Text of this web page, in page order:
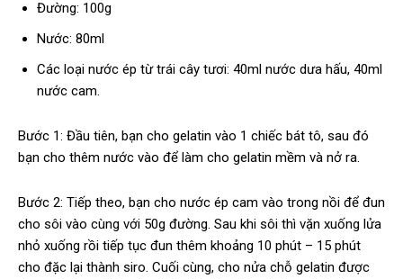
Đường: 100g
Nước: 80ml
Các loại nước ép từ trái cây tươi: 40ml nước dưa hấu, 40ml
nước cam.
Bước 1: Đầu tiên, bạn cho gelatin vào 1 chiếc bát tô, sau đó
bạn cho thêm nước vào để làm cho gelatin mềm và nở ra.
Bước 2: Tiếp theo, bạn cho nước ép cam vào trong nồi để đun
cho sôi vào cùng với 50g đường. Sau khi sôi thì vặn xuống lửa
nhỏ xuống rồi tiếp tục đun thêm khoảng 10 phút – 15 phút
cho đặc lại thành siro. Cuối cùng, cho nửa chỗ gelatin được